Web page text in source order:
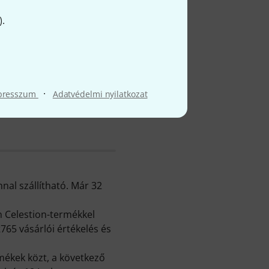
· Adatvédelmi nyilatkozat
szállítható. Már 32
Celestion-termékkel
vásárlói értékelés és
közt, a következő